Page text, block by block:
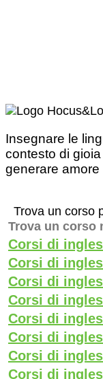
Insegnare le
contesto di
generare
Trova un corso
Trova un corso
Corsi di
Corsi di
Corsi di
Corsi di
Corsi di
Corsi di
Corsi di
Corsi di